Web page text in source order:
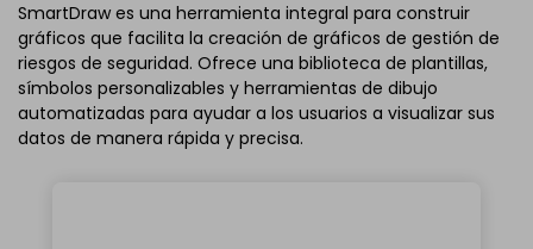
SmartDraw es una herramienta integral para construir
gráficos que facilita la creación de gráficos de gestión de
riesgos de seguridad. Ofrece una biblioteca de plantillas,
símbolos personalizables y herramientas de dibujo
automatizadas para ayudar a los usuarios a visualizar sus
datos de manera rápida y precisa.